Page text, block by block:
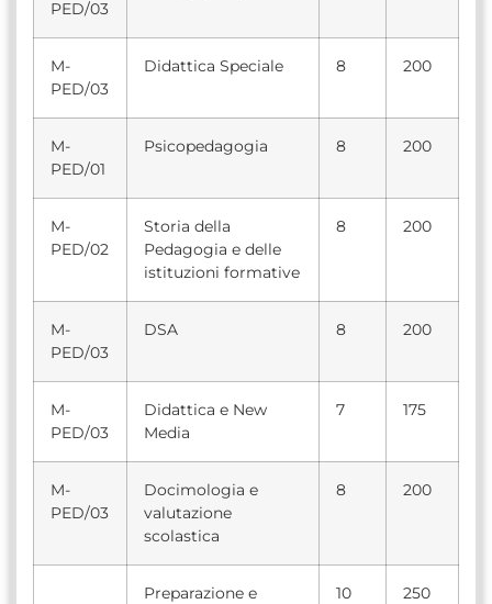
PED/03
M-
PED/03
Didattica Speciale 8 200
M-
PED/01
Psicopedagogia 8 200
M-
PED/02
Storia della
Pedagogia e delle
istituzioni formative
8 200
M-
PED/03
DSA 8 200
M-
PED/03
Didattica e New
Media
7 175
M-
PED/03
Docimologia e
valutazione
scolastica
8 200
Preparazione e
10 250